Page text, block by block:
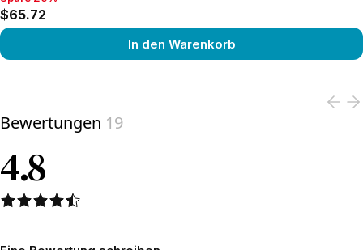
$65.72
In den Warenkorb
Bewertungen 19
4.8